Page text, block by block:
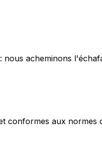
acheminons
conformes aux normes